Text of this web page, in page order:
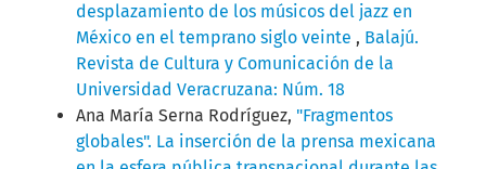
desplazamiento de los músicos del jazz en
México en el temprano siglo veinte , Balajú.
Revista de Cultura y Comunicación de la
Universidad Veracruzana: Núm. 18
Ana María Serna Rodríguez, "Fragmentos
globales". La inserción de la prensa mexicana